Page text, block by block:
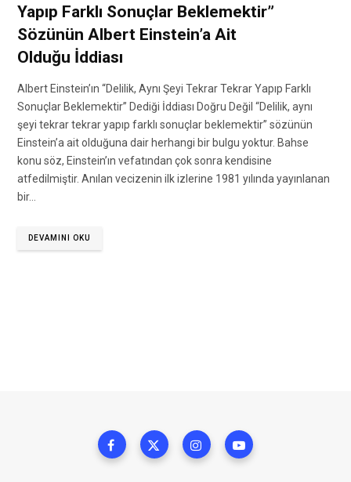
Yapıp Farklı Sonuçlar Beklemektir”
Sözünün Albert Einstein’a Ait
Olduğu İddiası
Albert Einstein’ın “Delilik, Aynı Şeyi Tekrar Tekrar Yapıp Farklı
Sonuçlar Beklemektir” Dediği İddiası Doğru Değil “Delilik, aynı
şeyi tekrar tekrar yapıp farklı sonuçlar beklemektir” sözünün
Einstein’a ait olduğuna dair herhangi bir bulgu yoktur. Bahse
konu söz, Einstein’ın vefatından çok sonra kendisine
atfedilmiştir. Anılan vecizenin ilk izlerine 1981 yılında yayınlanan
bir…
DEVAMINI OKU